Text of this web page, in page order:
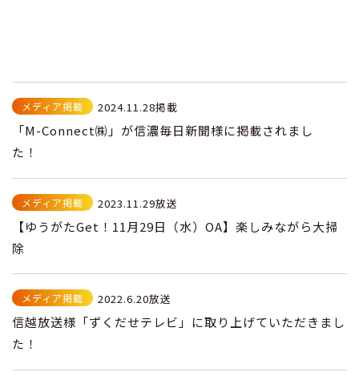
メディア掲載 2024.11.28掲載
「M-Connect㈱」が信濃毎日新聞様に掲載されまし
た！
メディア掲載 2023.11.29放送
【ゆうがたGet！11月29日（水）OA】楽しみながら大掃
除
メディア掲載 2022.6.20放送
信越放送様「ずくだせテレビ」に取り上げていただきまし
た！